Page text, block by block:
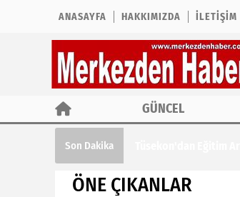
ANASAYFA HAKKIMIZDA İLETIŞIM
GÜNCEL
Son Dakika
ÖNE ÇIKANLAR